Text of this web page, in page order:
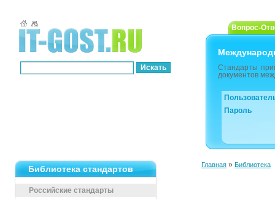
Вопрос-
Стандарты
документов
Пароль
Библиотека стандартов
Российские стандарты
Главная » Библиотека